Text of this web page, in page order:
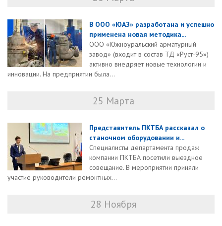
В ООО «ЮАЗ» разработана и успешно
применена новая методика...
ООО «Южноуральский арматурный
завод» (входит в состав ТД «Руст-95»)
активно внедряет новые технологии и
инновации. На предприятии была...
25 Марта
Представитель ПКТБА рассказал о
станочном оборудовании и...
Специалисты департамента продаж
компании ПКТБА посетили выездное
совещание. В мероприятии приняли
участие руководители ремонтных...
28 Ноября